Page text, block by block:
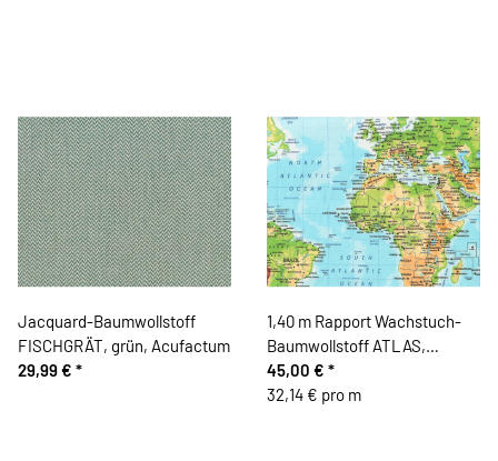
Jacquard-Baumwollstoff
FISCHGRÄT, grün, Acufactum
29,99 € *
1,40 m Rapport Wachstuch-
Baumwollstoff ATLAS,
Weltkarte, himmelblau
45,00 € *
32,14 € pro m